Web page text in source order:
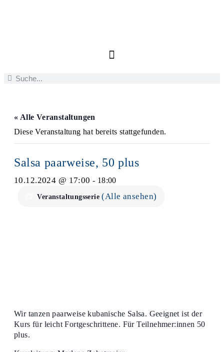
« Alle Veranstaltungen
Diese Veranstaltung hat bereits stattgefunden.
Salsa paarweise, 50 plus
10.12.2024 @ 17:00 - 18:00
Veranstaltungsserie(Alle ansehen)
Wir tanzen paarweise kubanische Salsa. Geeignet ist der
Kurs für leicht Fortgeschrittene. Für Teilnehmer:innen 50
plus.